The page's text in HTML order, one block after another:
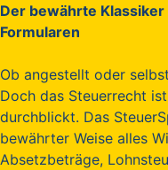
Der bewährte
Formularen
Ob angestellt oder
Doch das Steuerrecht
durchblickt. Das
bewährter Weise alles
Absetzbeträge,